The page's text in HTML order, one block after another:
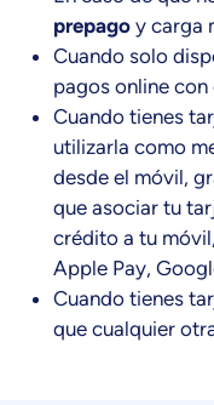
prepago y carga
Cuando solo
pagos online
Cuando tienes
utilizarla como
desde el móvil,
que asociar tu
crédito a tu
Apple Pay,
Cuando tienes
que cualquier